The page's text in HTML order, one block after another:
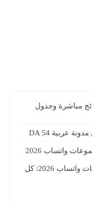
تطبيق كأس العالم 2026 نتائج مباشرة وجدول
واتساب 2026
تحميل تطبيق Glinks – روابط قروبات واتساب 2026: كل